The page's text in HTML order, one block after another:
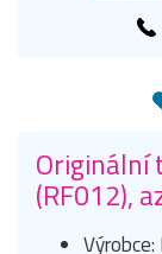
(RF012),
Výrobce: